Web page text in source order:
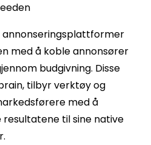
med å koble annonsører
budgivning. Disse
tilbyr verktøy og
med å
resultatene til sine native